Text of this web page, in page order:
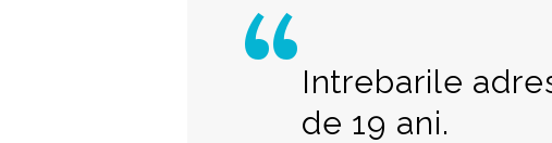
Intrebarile
de 19 ani.